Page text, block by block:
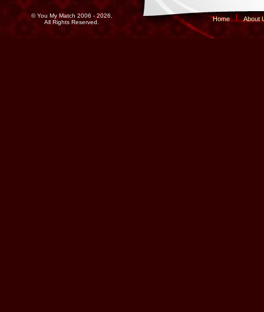
© You My Match 2006 - 2026,
All Rights Reserved.
Home About